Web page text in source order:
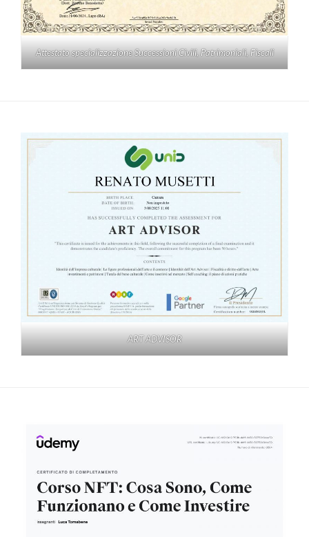
Attestato specializzazione Successioni Civili, Patrimoniali, Fiscali
ART ADVISOR